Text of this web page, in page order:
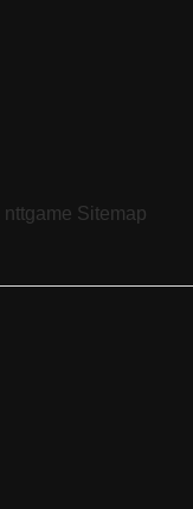
nttgame Sitemap